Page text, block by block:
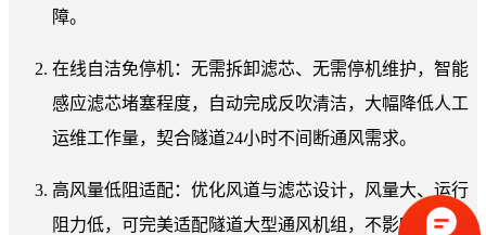
障。
在线自洁免停机：无需拆卸滤芯、无需停机维护，智能
感应滤芯堵塞程度，自动完成反吹清洁，大幅降低人工
运维工作量，契合隧道24小时不间断通风需求。
高风量低阻适配：优化风道与滤芯设计，风量大、运行
阻力低，可完美适配隧道大型通风机组，不影响隧道通